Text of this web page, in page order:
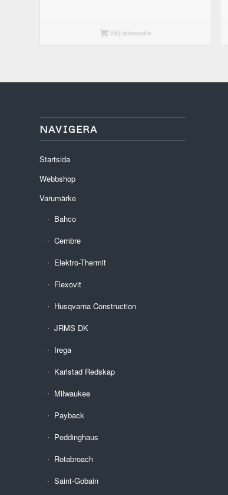
209 kr
Välj alternativ
NAVIGERA
Startsida
Webbshop
Varumärke
Bahco
Cembre
Elektro-Thermit
Flexovit
Husqvarna Construction
JRMS DK
Irega
Karlstad Redskap
Milwaukee
Payback
Peddinghaus
Rotabroach
Saint-Gobain